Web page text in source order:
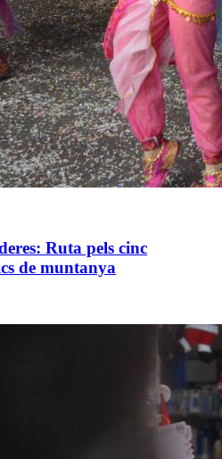
Ruta pels cinc
de muntanya